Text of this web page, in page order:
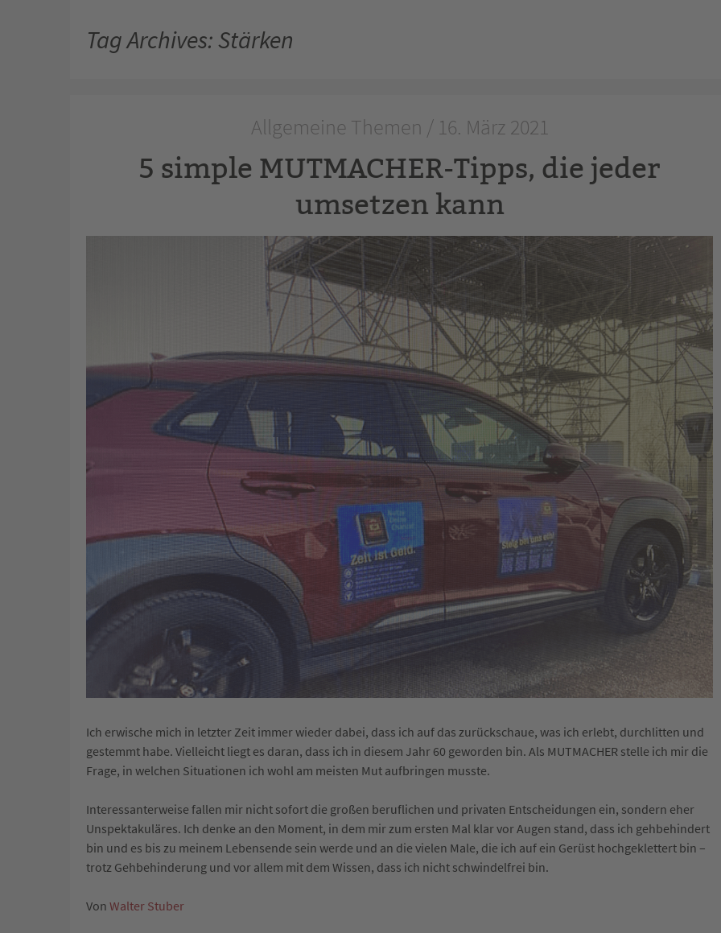
Tag Archives: Stärken
Allgemeine Themen / 16. März 2021
5 simple MUTMACHER-Tipps, die jeder
umsetzen kann
Ich erwische mich in letzter Zeit immer wieder dabei, dass ich auf das zurückschaue, was ich erlebt, durchlitten und
gestemmt habe. Vielleicht liegt es daran, dass ich in diesem Jahr 60 geworden bin. Als MUTMACHER stelle ich mir die
Frage, in welchen Situationen ich wohl am meisten Mut aufbringen musste.
Interessanterweise fallen mir nicht sofort die großen beruflichen und privaten Entscheidungen ein, sondern eher
Unspektakuläres. Ich denke an den Moment, in dem mir zum ersten Mal klar vor Augen stand, dass ich gehbehindert
bin und es bis zu meinem Lebensende sein werde und an die vielen Male, die ich auf ein Gerüst hochgeklettert bin –
trotz Gehbehinderung und vor allem mit dem Wissen, dass ich nicht schwindelfrei bin.
Von Walter Stuber